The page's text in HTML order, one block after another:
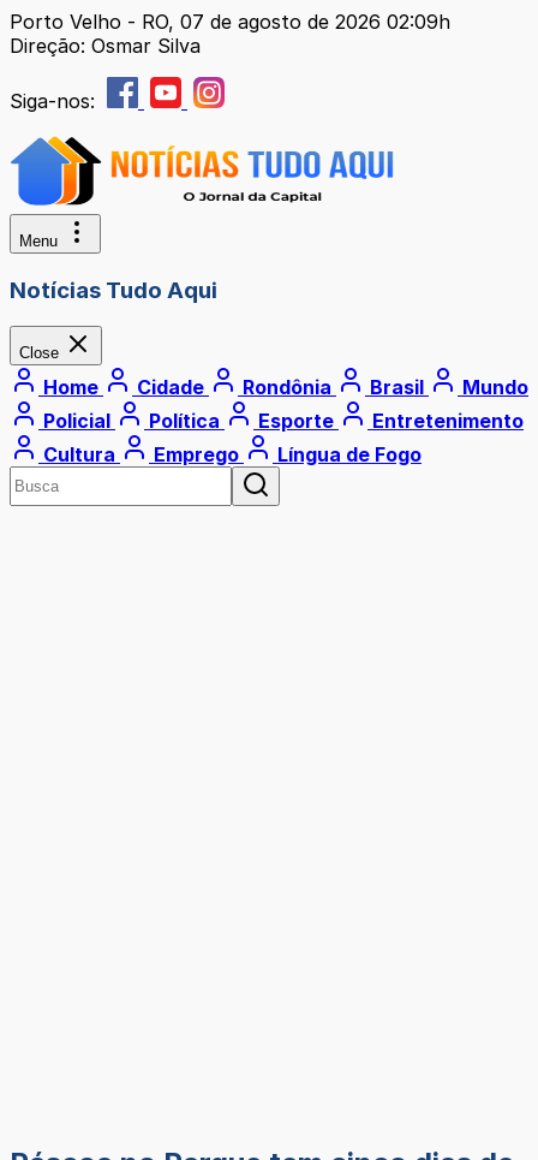
Porto Velho - RO, 07 de agosto de 2026 02:09h
Direção: Osmar Silva
Siga-nos:
Menu
Notícias Tudo Aqui
Close
Home Cidade Rondônia Brasil
Mundo
Policial
Política Esporte
Entretenimento
Cultura
Emprego Língua de Fogo